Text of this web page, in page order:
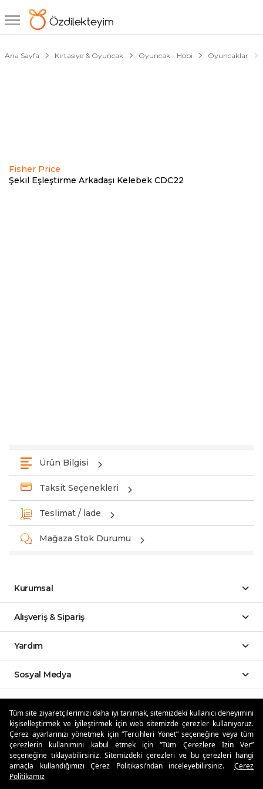
Tüm site ziyaretçilerimizi daha iyi tanımak, sitemizdeki kullanıcı deneyimini
kişiselleştirmek ve iyileştirmek için web sitemizde çerezler kullanıyoruz.
Çerez ayarlarınızı yönetmek için “Tercihleri Yönet” seçeneğine veya tüm
çerezlerin kullanımını kabul etmek için “Tüm Çerezlere İzin Ver”
seçeneğine tıklayabilirsiniz. Sitemizdeki çerezleri ve bu çerezleri hangi
amaçla kullandığımızı Çerez Politikası’ndan inceleyebilirsiniz.
Çerez
Politikamız
Ana Sayfa Kırtasiye & Oyuncak Oyuncak - Hobi Oyuncaklar
Fisher Price
Şekil Eşleştirme Arkadaşı Kelebek CDC22
1/4
Ürün Bilgisi
Taksit Seçenekleri
Teslimat / İade
Mağaza Stok Durumu
Kurumsal
Alışveriş & Sipariş
Yardım
Sosyal Medya
Özdilekteyim'de Taksit Avantajları
Güvenli Alışveriş